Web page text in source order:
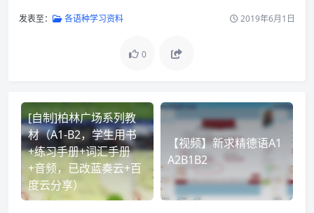
发表至： 各语种学习资料 2019年6月1日
0
[自制]柏林广场系列教
材（A1-B2，学生用书
+练习手册+词汇手册
+音频，已改蓝奏云+百
度云分享）
【视频】新求精德语A1
A2B1B2